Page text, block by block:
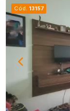
Cód. 13157